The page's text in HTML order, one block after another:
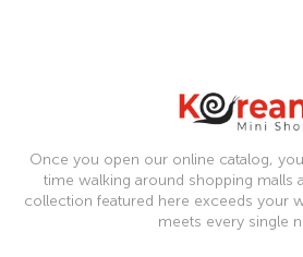
Once you open our online catalog,
time walking around shopping malls
collection featured here exceeds your
meets every single